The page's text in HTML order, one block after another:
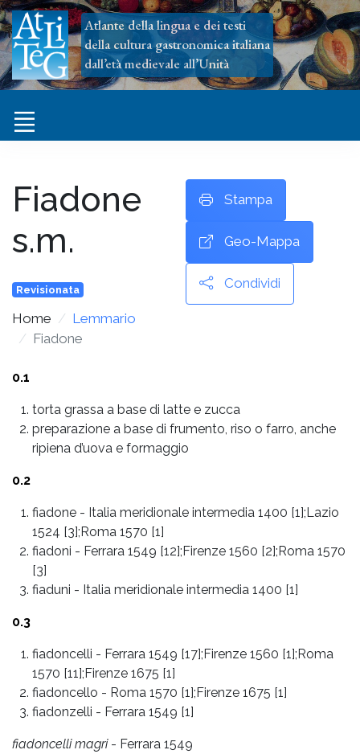
Atlante della lingua e dei testi
della cultura gastronomica italiana
dall’età medievale all’Unità
Fiadone
s.m.
Revisionata
Home
Lemmario
Fiadone
Stampa
Geo-Mappa
Condividi
0.1
torta grassa a base di latte e zucca
preparazione a base di frumento, riso o farro, anche
ripiena d’uova e formaggio
0.2
fiadone - Italia meridionale intermedia 1400 [1];Lazio
1524 [3];Roma 1570 [1]
fiadoni - Ferrara 1549 [12];Firenze 1560 [2];Roma 1570
[3]
fiaduni - Italia meridionale intermedia 1400 [1]
0.3
fiadoncelli - Ferrara 1549 [17];Firenze 1560 [1];Roma
1570 [11];Firenze 1675 [1]
fiadoncello - Roma 1570 [1];Firenze 1675 [1]
fiadonzelli - Ferrara 1549 [1]
fiadoncelli magri - Ferrara 1549